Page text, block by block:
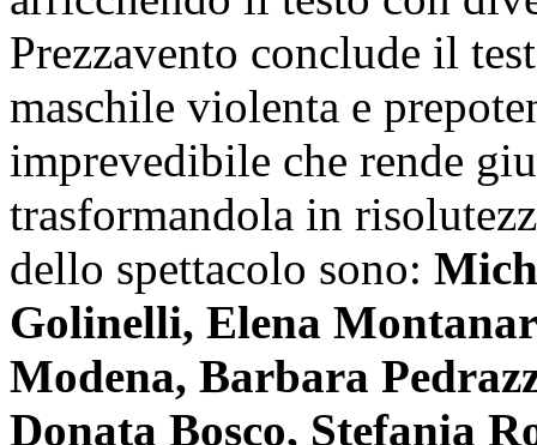
Prezzavento conclude il
maschile violenta e
imprevedibile che rende
trasformandola in
dello spettacolo sono:
Golinelli, Elena
Modena, Barbara
Donata Bosco, Stefania